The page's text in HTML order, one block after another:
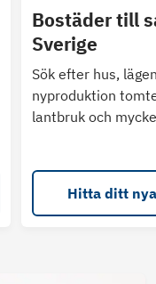
Bostäder till
Sverige
Sök efter hus,
nyproduktion
lantbruk och
Hitta ditt